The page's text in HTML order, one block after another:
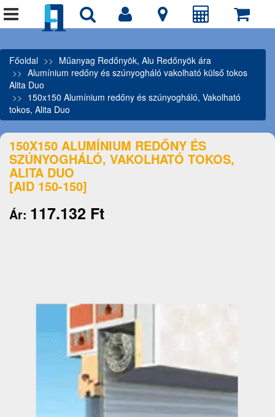
Főoldal
Műanyag Redőnyök, Alu Redőnyök ára
Alumínium redőny és szúnyogháló vakolható külső tokos
Alita Duo
150x150 Alumínium redőny és szúnyogháló, Vakolható
tokos, Alita Duo
150X150 ALUMÍNIUM REDŐNY ÉS
SZÚNYOGHÁLÓ, VAKOLHATÓ TOKOS,
ALITA DUO
[AID 150-150]
Ár: 117.132 Ft